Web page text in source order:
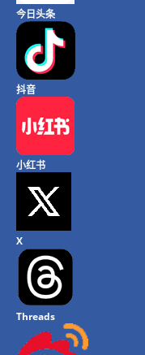
今日头条
抖音
小红书
X
Threads